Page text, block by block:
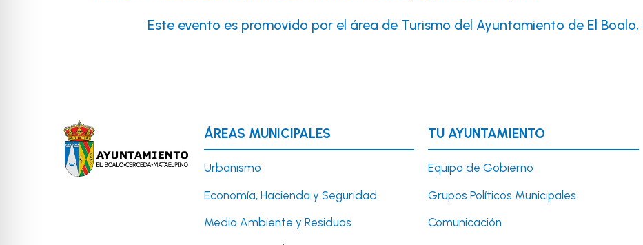
Este evento es promovido por el área de Turismo del Ayuntamiento de El
ÁREAS MUNICIPALES
Urbanismo
Economía, Hacienda y Seguridad
Medio Ambiente y Residuos
TU AYUNTAMIENTO
Equipo de Gobierno
Grupos Políticos Municipales
Comunicación